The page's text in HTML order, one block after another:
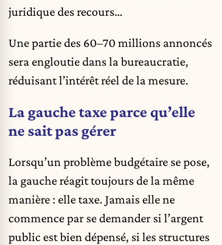
juridique des recours…
Une partie des 60–70 millions annoncés
sera engloutie dans la bureaucratie,
réduisant l’intérêt réel de la mesure.
La gauche taxe parce qu’elle
ne sait pas gérer
Lorsqu’un problème budgétaire se pose,
la gauche réagit toujours de la même
manière : elle taxe. Jamais elle ne
commence par se demander si l’argent
public est bien dépensé, si les structures